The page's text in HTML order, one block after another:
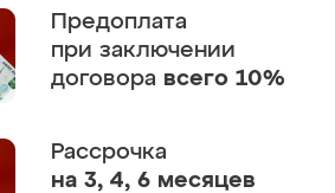
Предоплата
при заключении
договора всего 10%
Рассрочка
на 3, 4, 6 месяцев